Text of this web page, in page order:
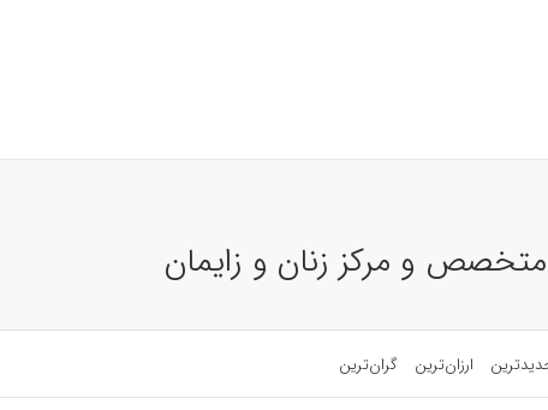
و مرکز زنان و زایمان
ارزان‌ترین گران‌ترین